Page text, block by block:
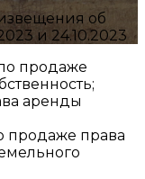
об
и 24.10.2023
продаже
аренды
продаже права